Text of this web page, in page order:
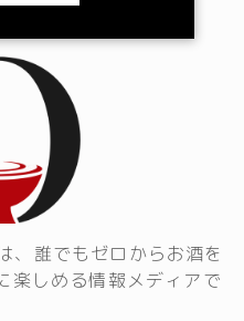
、誰でもゼロからお酒を
楽しめる情報メディアで